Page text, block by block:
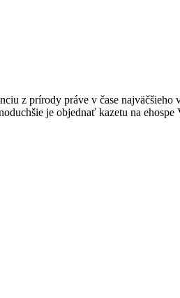
z prírody práve v čase najväčšieho
je objednať kazetu na